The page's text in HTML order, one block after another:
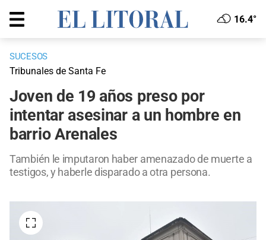
16.4°
SUCESOS
Tribunales de Santa Fe
Joven de 19 años preso por
intentar asesinar a un hombre en
barrio Arenales
También le imputaron haber amenazado de muerte a
testigos, y haberle disparado a otra persona.